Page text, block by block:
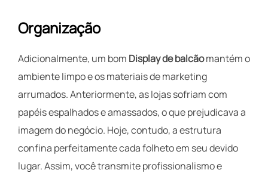
Organização
Adicionalmente, um bom Display de balcãomantém o
ambiente limpo e os materiais de marketing
arrumados. Anteriormente, as lojas sofriam com
papéis espalhados e amassados, o que prejudicava a
imagem do negócio. Hoje, contudo, a estrutura
confina perfeitamente cada folheto em seu devido
lugar. Assim, você transmite profissionalismo e